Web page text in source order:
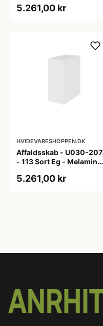
5.261,00 kr
HVIDEVARESHOPPEN.DK
Affaldsskab - U030-207
- 113 Sort Eg - Melamin,
5.261,00 kr